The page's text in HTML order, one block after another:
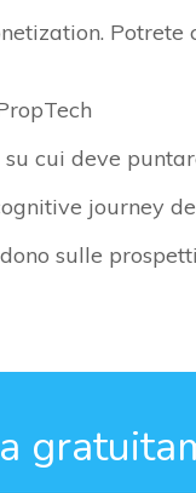
Potrete
cui deve
journey
sulle